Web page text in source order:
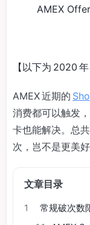
AMEX
【以下为 2020
AMEX 近期的
消费都可以触发
卡也能解决。总
次，岂不是更美好
文章目录
1
常规破次数